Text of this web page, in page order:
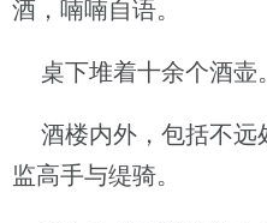
酒，喃喃自语。
桌下堆着十余个酒壶。
酒楼内外，包括不远
监高手与缇骑。